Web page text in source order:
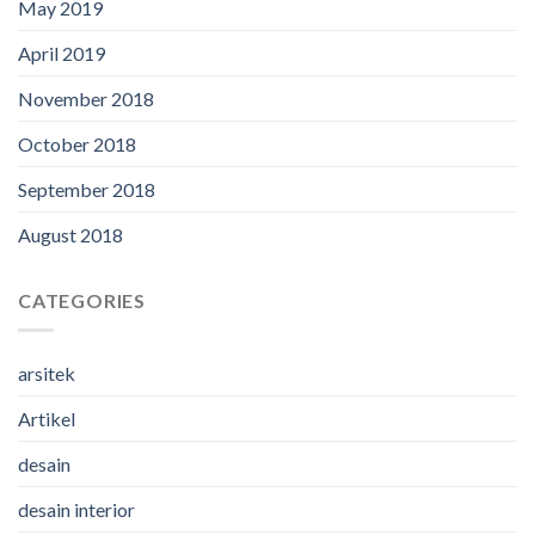
May 2019
April 2019
November 2018
October 2018
September 2018
August 2018
CATEGORIES
arsitek
Artikel
desain
desain interior